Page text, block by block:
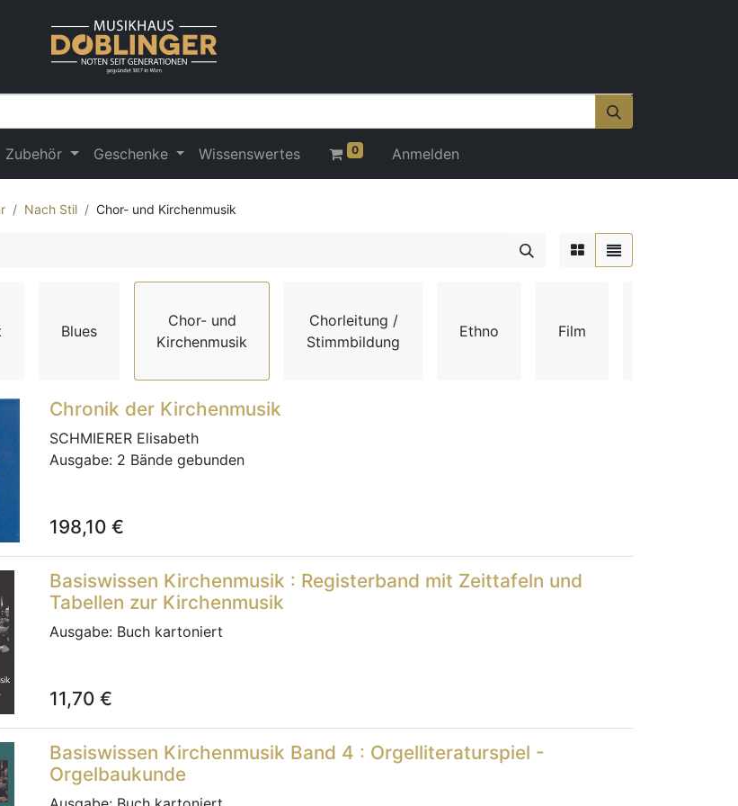
Zubehör Geschenke Wissenswertes 0 Anmelden
Nach Stil Chor- und Kirchenmusik
Blues
Chor- und
Kirchenmusik
Chorleitung /
Stimmbildung
Ethno Film
Chronik der Kirchenmusik
SCHMIERER Elisabeth
Ausgabe: 2 Bände gebunden
198,10 €
Basiswissen Kirchenmusik : Registerband mit Zeittafeln und
Tabellen zur Kirchenmusik
Ausgabe: Buch kartoniert
11,70 €
Basiswissen Kirchenmusik Band 4 : Orgelliteraturspiel -
Orgelbaukunde